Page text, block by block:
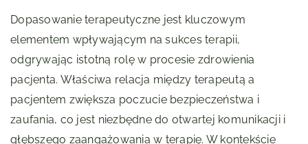
Dopasowanie terapeutyczne jest kluczowym
elementem wpływającym na sukces terapii,
odgrywając istotną rolę w procesie zdrowienia
pacjenta. Właściwa relacja między terapeutą a
pacjentem zwiększa poczucie bezpieczeństwa i
zaufania, co jest niezbędne do otwartej komunikacji i
głębszego zaangażowania w terapię. W kontekście